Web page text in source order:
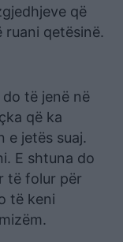
që
ruani qetësinë.
të jenë në
që ka
e jetës suaj.
E shtuna do
të folur për
të keni